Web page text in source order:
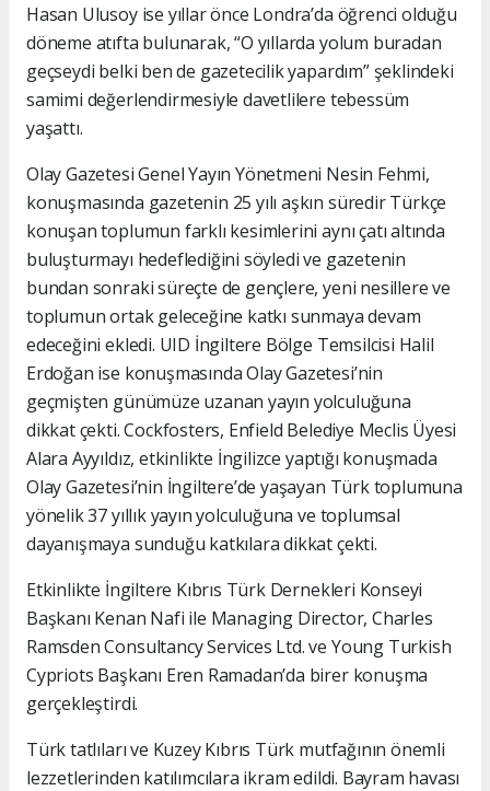
Hasan Ulusoy ise yıllar önce Londra’da öğrenci olduğu
döneme atıfta bulunarak, “O yıllarda yolum buradan
geçseydi belki ben de gazetecilik yapardım” şeklindeki
samimi değerlendirmesiyle davetlilere tebessüm
yaşattı.
Olay Gazetesi Genel Yayın Yönetmeni Nesin Fehmi,
konuşmasında gazetenin 25 yılı aşkın süredir Türkçe
konuşan toplumun farklı kesimlerini aynı çatı altında
buluşturmayı hedeflediğini söyledi ve gazetenin
bundan sonraki süreçte de gençlere, yeni nesillere ve
toplumun ortak geleceğine katkı sunmaya devam
edeceğini ekledi. UID İngiltere Bölge Temsilcisi Halil
Erdoğan ise konuşmasında Olay Gazetesi’nin
geçmişten günümüze uzanan yayın yolculuğuna
dikkat çekti. Cockfosters, Enfield Belediye Meclis Üyesi
Alara Ayyıldız, etkinlikte İngilizce yaptığı konuşmada
Olay Gazetesi’nin İngiltere’de yaşayan Türk toplumuna
yönelik 37 yıllık yayın yolculuğuna ve toplumsal
dayanışmaya sunduğu katkılara dikkat çekti.
Etkinlikte İngiltere Kıbrıs Türk Dernekleri Konseyi
Başkanı Kenan Nafi ile Managing Director, Charles
Ramsden Consultancy Services Ltd. ve Young Turkish
Cypriots Başkanı Eren Ramadan’da birer konuşma
gerçekleştirdi.
Türk tatlıları ve Kuzey Kıbrıs Türk mutfağının önemli
lezzetlerinden katılımcılara ikram edildi. Bayram havası